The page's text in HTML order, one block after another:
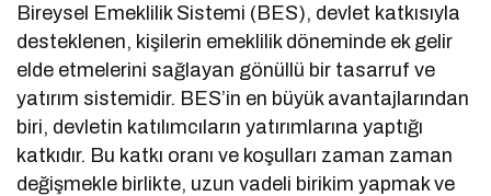
Bireysel Emeklilik Sistemi (BES), devlet katkısıyla
desteklenen, kişilerin emeklilik döneminde ek gelir
elde etmelerini sağlayan gönüllü bir tasarruf ve
yatırım sistemidir. BES’in en büyük avantajlarından
biri, devletin katılımcıların yatırımlarına yaptığı
katkıdır. Bu katkı oranı ve koşulları zaman zaman
değişmekle birlikte, uzun vadeli birikim yapmak ve